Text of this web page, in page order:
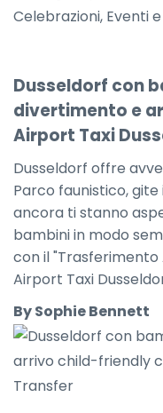
Dusseldorf con
divertimento e
Airport Taxi
Dusseldorf offre
Parco faunistico,
ancora ti stanno
bambini in modo
con il
Airport Taxi
By Sophie Bennett